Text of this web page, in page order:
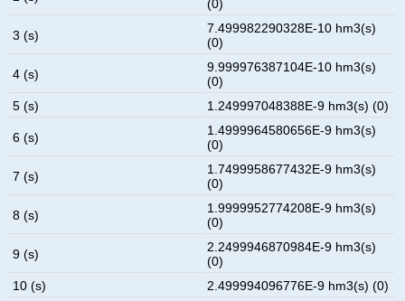
(0)
3 (s)
7.499982290328E-10 hm3(s)
(0)
4 (s)
9.999976387104E-10 hm3(s)
(0)
5 (s)
1.249997048388E-9 hm3(s) (0)
6 (s)
1.4999964580656E-9 hm3(s)
(0)
7 (s)
1.7499958677432E-9 hm3(s)
(0)
8 (s)
1.9999952774208E-9 hm3(s)
(0)
9 (s)
2.2499946870984E-9 hm3(s)
(0)
10 (s)
2.499994096776E-9 hm3(s) (0)